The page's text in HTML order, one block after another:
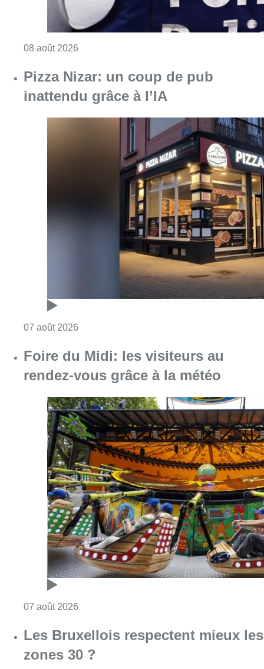
Consulter l'article "Pizza Nizar: un coup de
Foire du Midi: les visiteurs au
rendez-vous grâce à la météo
07 août 2026 Consulter l'article "Foire du Midi: les
Les Bruxellois respectent mieux les
zones 30 ?